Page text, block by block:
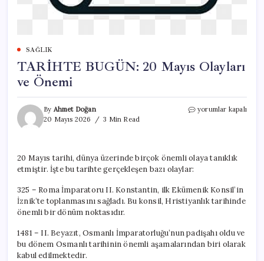
SAĞLIK
TARİHTE BUGÜN: 20 Mayıs Olayları
ve Önemi
By Ahmet Doğan
20 Mayıs 2026
3 Min Read
TARİHTE
ve
yorumlar kapalı
20 Mayıs tarihi, dünya üzerinde birçok önemli olaya tanıklık
etmiştir. İşte bu tarihte gerçekleşen bazı olaylar:
325 – Roma İmparatoru II. Konstantin, ilk Ekümenik Konsil’in
İznik’te toplanmasını sağladı. Bu konsil, Hristiyanlık tarihinde
önemli bir dönüm noktasıdır.
1481 – II. Beyazıt, Osmanlı İmparatorluğu’nun padişahı oldu ve
bu dönem Osmanlı tarihinin önemli aşamalarından biri olarak
kabul edilmektedir.